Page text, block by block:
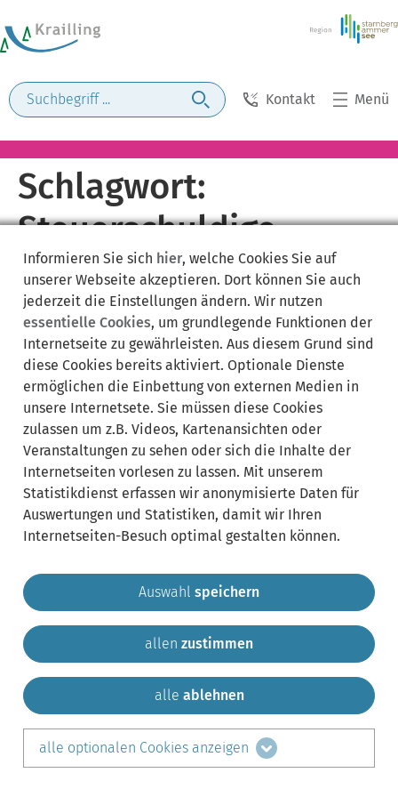
Kontakt Menü
Schlagwort:
Steuerschuldige
Person
Gemeinde Krailling Impressum
Sitemap
Kontakt
teilen auf:
LinkedIn
Informieren Sie sich hier, welche Cookies Sie auf
unserer Webseite akzeptieren. Dort können Sie auch
jederzeit die Einstellungen ändern. Wir nutzen
essentielle Cookies, um grundlegende Funktionen der
Internetseite zu gewährleisten. Aus diesem Grund sind
diese Cookies bereits aktiviert. Optionale Dienste
ermöglichen die Einbettung von externen Medien in
unsere Internetsete. Sie müssen diese Cookies
zulassen um z.B. Videos, Kartenansichten oder
Veranstaltungen zu sehen oder sich die Inhalte der
Internetseiten vorlesen zu lassen. Mit unserem
Statistikdienst erfassen wir anonymisierte Daten für
Auswertungen und Statistiken, damit wir Ihren
Internetseiten-Besuch optimal gestalten können.
Auswahl speichern
allen zustimmen
alle ablehnen
alle optionalen Cookies anzeigen